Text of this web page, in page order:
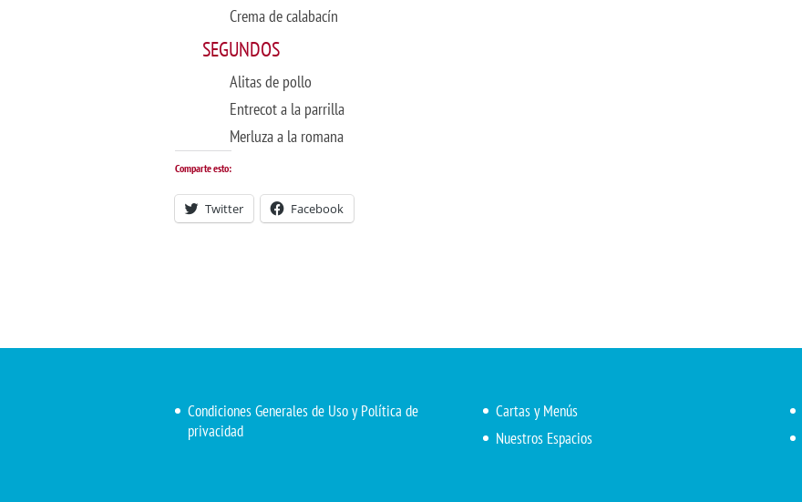
Crema de calabacín
SEGUNDOS
Alitas de pollo
Entrecot a la parrilla
Merluza a la romana
Comparte esto:
Twitter Facebook
Condiciones Generales de Uso y Política de
privacidad
Cartas y Menús
Nuestros Espacios